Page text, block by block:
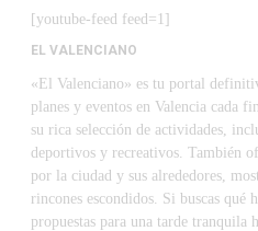
[youtube-feed feed=1]
EL VALENCIANO
«El Valenciano» es tu portal
planes y eventos en Valencia cada
su rica selección de actividades,
deportivos y recreativos. También
por la ciudad y sus alrededores,
rincones escondidos. Si buscas qué
propuestas para una tarde tranquila